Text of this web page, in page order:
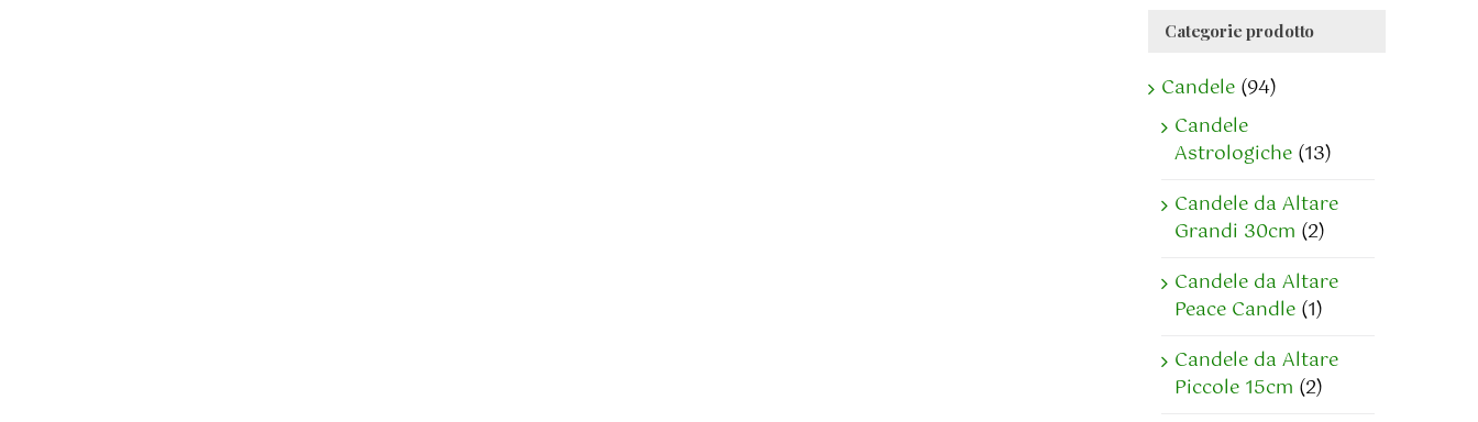
Categorie prodotto
Candele (94)
Candele
Astrologiche (13)
Candele da Altare
Grandi 30cm (2)
Candele da Altare
Peace Candle (1)
Candele da Altare
Piccole 15cm (2)